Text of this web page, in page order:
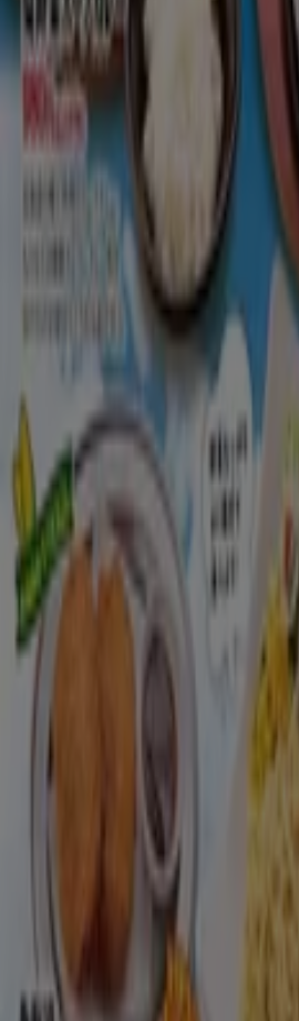
8/31 日まで有効 新潟市
新潟市のレストランの
あなたの街で ステーキ
グを見つけてください
大阪市でのステーキガスト
横
名古屋市でのステーキガスト
福
神戸市でのステーキガスト
都道府県一覧へ
新潟市 の ステーキガ
をさっと確認する
カテゴリー: レストラン
新潟市のステーキガス
買い得商品
はすかいらーくグ
ーグレストランです。イチ押し
メニ
キッズメニュー
も
めますね♪
の
番号はTiendeoでチェック！
ステーキガストのメインページへ